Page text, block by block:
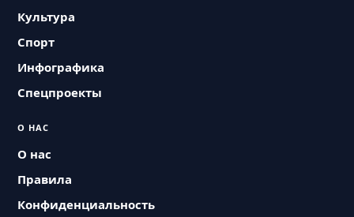
Культура
Спорт
Инфографика
Спецпроекты
О НАС
О нас
Правила
Конфиденциальность